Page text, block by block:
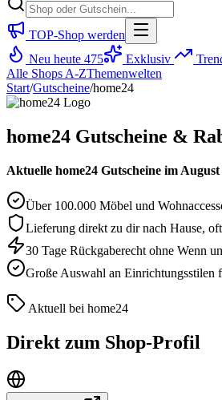
TOP-Shop werden
Neu heute 475 Exklusiv
Alle Shops A-ZThemenwelten
Start/Gutscheine/home24
home24 Gutscheine &
Aktuelle home24 Gutscheine im
Über 100.000 Möbel und
Lieferung direkt zu dir nach Hause,
30 Tage Rückgaberecht ohne Wenn
Große Auswahl an Einrichtungsstilen
Aktuell bei home24
Direkt zum Shop-Profil